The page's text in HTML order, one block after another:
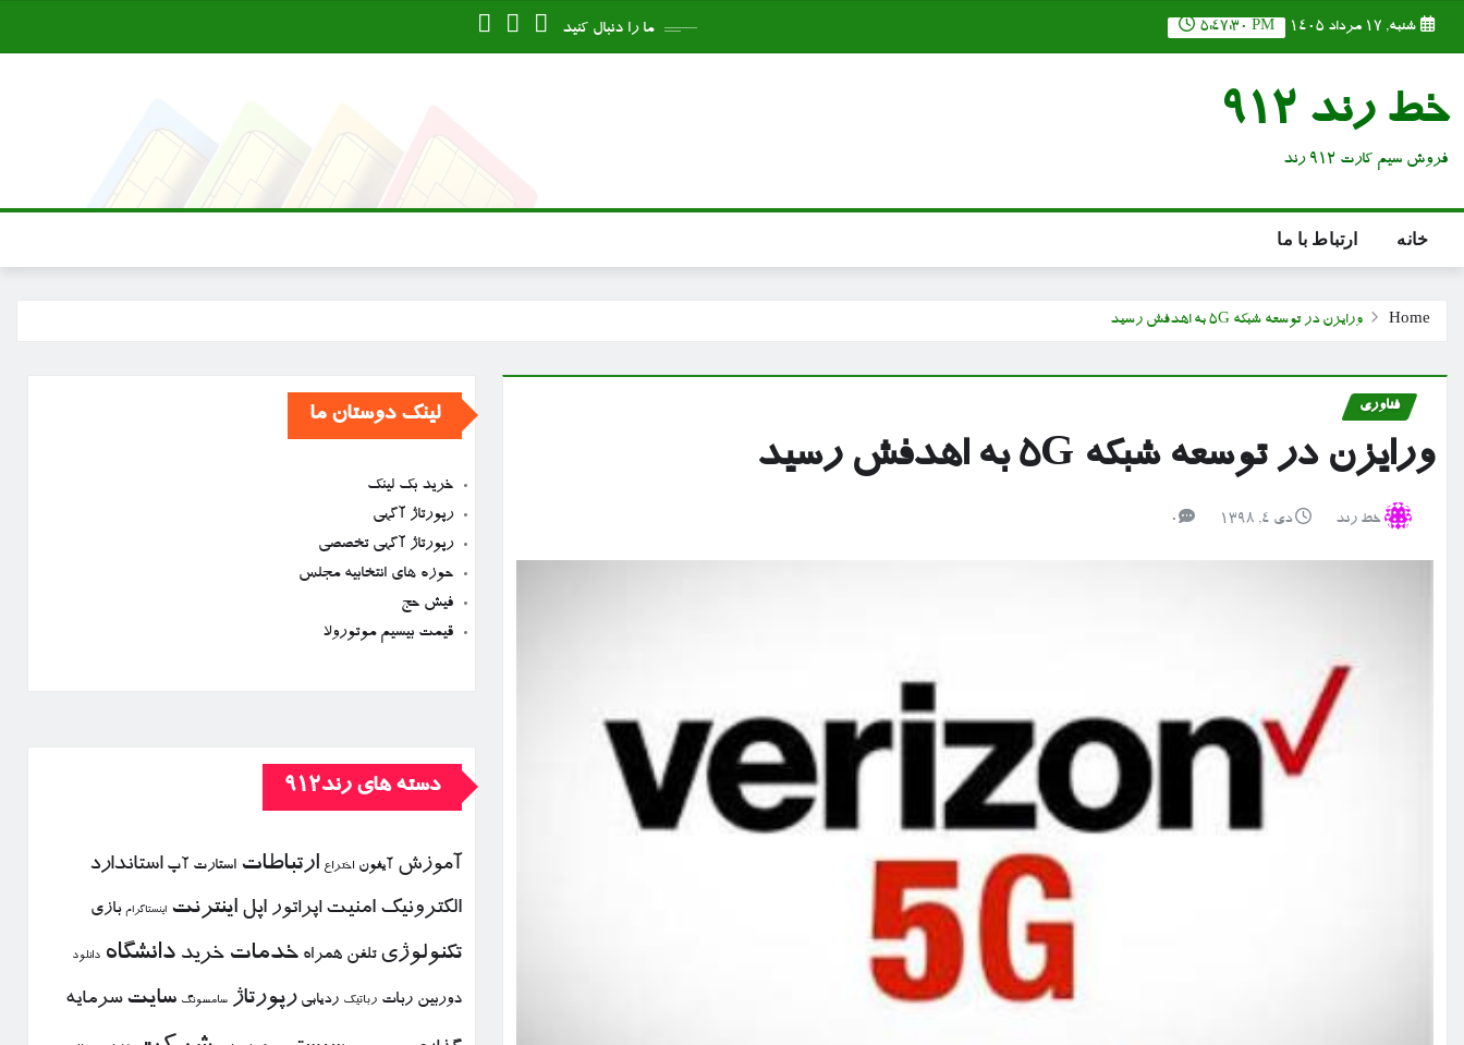
شنبه, ۱۷ مرداد ۱۴۰۵ 5:47:31 PM ما را دنبال کنید
خط رند 912
فروش سیم کارت 912 رند
خانه ارتباط با ما
Home ورایزن در توسعه شبکه 5G به اهدفش رسید
فناوری
ورایزن در توسعه شبکه 5G به اهدفش رسید
خط رند دی ۴, ۱۳۹۸ 0
لینک دوستان ما
خرید بک لینک
رپورتاژ آگهی
رپورتاژ آگهی تخصصی
حوزه های انتخابیه مجلس
فیش حج
قیمت بیسیم موتورولا
دسته های رند912
آموزش آیفون اختراع ارتباطات استارت آپ استاندارد
الكترونیك امنیت اپراتور اپل اینترنت اینستاگرام بازی
تكنولوژی تلفن همراه خدمات خرید دانشگاه دانلود
دوربین ربات رباتیك ردیابی رپورتاژ سامسونگ سایت سرمایه